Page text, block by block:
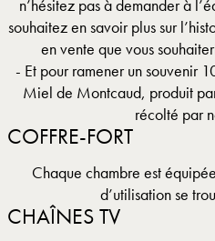
n’hésitez pas à demander à
souhaitez en savoir plus sur
en vente que vous
- Et pour ramener un souvenir
Miel de Montcaud, produit
récolté par
COFFRE-FORT
Chaque chambre est
d’utilisation se
CHAÎNES TV